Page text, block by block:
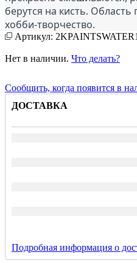
берутся на кисть.
хобби-творчество.
Артикул:
Нет в наличии. Что делать?
Сообщить, когда появится в
ДОСТАВКА
Подробная информация о